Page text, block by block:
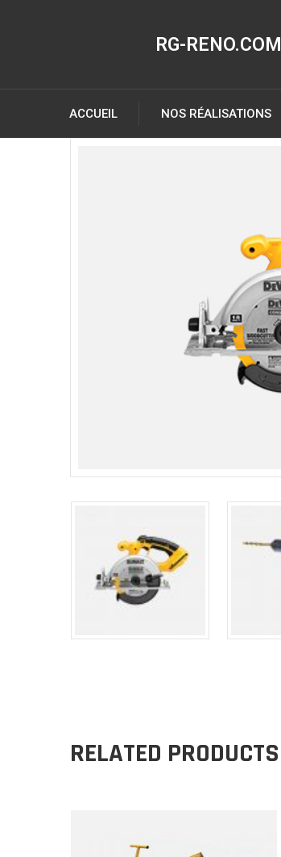
RG-RENO.COM
ACCUEIL NOS RÉALISATIONS
RELATED PRODUCTS